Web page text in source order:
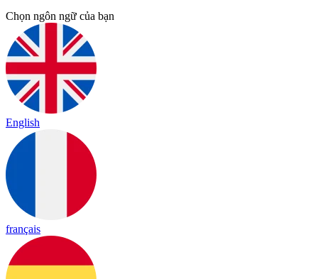
Chọn ngôn ngữ của bạn
English
français